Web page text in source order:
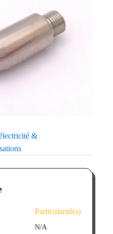
&
Particularité(s)
N/A